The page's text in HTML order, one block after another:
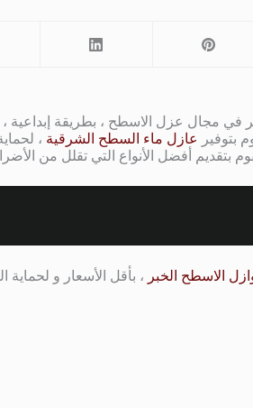
في مجال عزل الاسطح ، بطريقة إبداعية
بتوفير
عازل ماء السطح الشرقية ،
بتقديم أفضل الأنواع التي تقلل من
الاسطح الخبر ، بأقل الأسعار و